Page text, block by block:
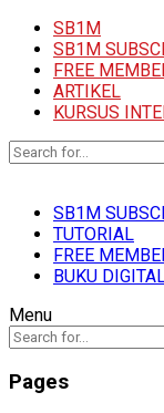
SB1M
SB1M
FREE
ARTIKEL
KURSUS
SB1M
TUTORIAL
FREE
BUKU
Menu
Pages